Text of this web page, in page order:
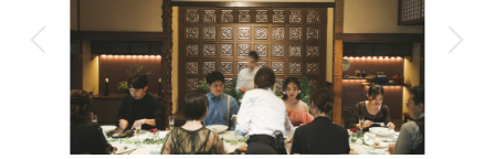
会食 挙式
家族と撮影 家族用衣装レンタル ペットと撮影
その他含むもの
場所も服装もやりたいことも全て自由。前撮りムービーや、結婚式のオープ
ニングムービーなど、ご結婚されるおふたりの今を鮮やかに映し出すように